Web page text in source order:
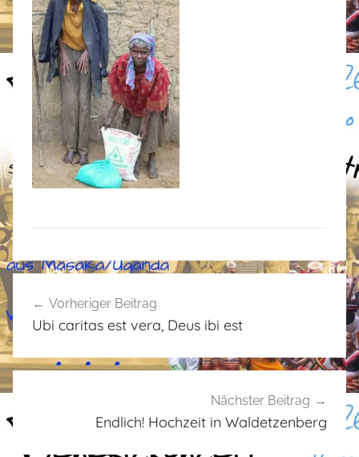
A
g
e
Vorheriger Beitrag
Ubi caritas est vera, Deus ibi est
Nächster Beitrag
Endlich! Hochzeit in Waldetzenberg